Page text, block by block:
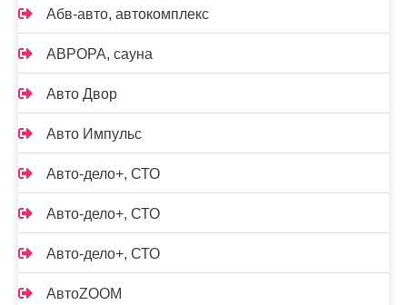
Абв-авто, автокомплекс
АВРОРА, сауна
Авто Двор
Авто Импульс
Авто-дело+, СТО
Авто-дело+, СТО
Авто-дело+, СТО
АвтоZOOM